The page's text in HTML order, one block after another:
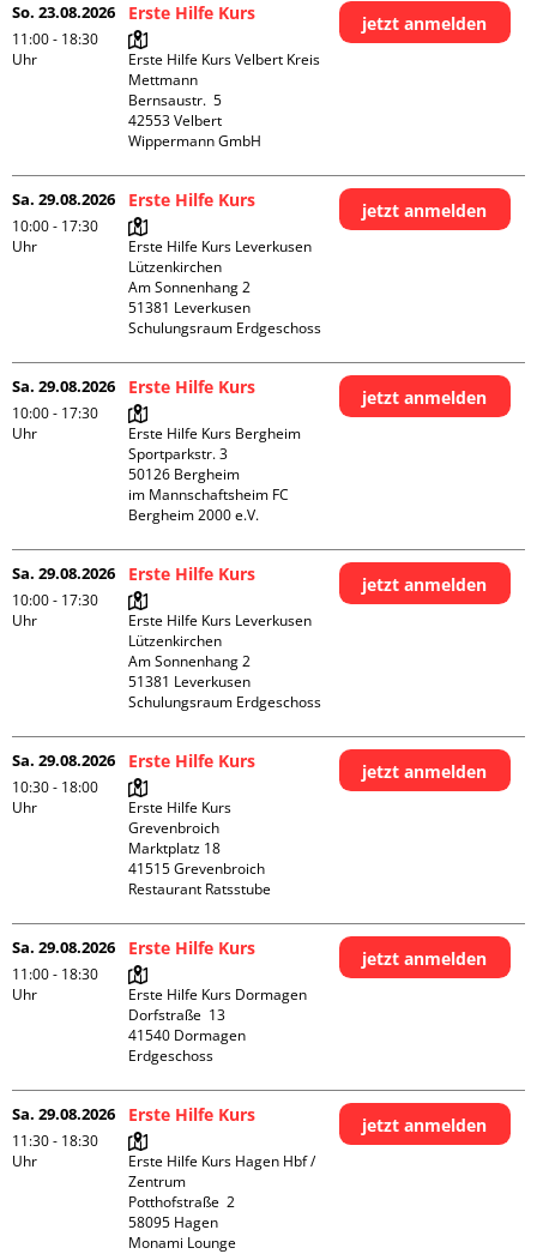
So. 23.08.2026
11:00 - 18:30
Uhr
Erste Hilfe Kurs
Erste Hilfe Kurs Velbert Kreis
Mettmann
Bernsaustr.  5
42553 Velbert
Wippermann GmbH
jetzt anmelden
Sa. 29.08.2026
10:00 - 17:30
Uhr
Erste Hilfe Kurs
Erste Hilfe Kurs Leverkusen
Lützenkirchen
Am Sonnenhang 2
51381 Leverkusen
Schulungsraum Erdgeschoss
jetzt anmelden
Sa. 29.08.2026
10:00 - 17:30
Uhr
Erste Hilfe Kurs
Erste Hilfe Kurs Bergheim
Sportparkstr. 3
50126 Bergheim
im Mannschaftsheim FC
Bergheim 2000 e.V.
jetzt anmelden
Sa. 29.08.2026
10:00 - 17:30
Uhr
Erste Hilfe Kurs
Erste Hilfe Kurs Leverkusen
Lützenkirchen
Am Sonnenhang 2
51381 Leverkusen
Schulungsraum Erdgeschoss
jetzt anmelden
Sa. 29.08.2026
10:30 - 18:00
Uhr
Erste Hilfe Kurs
Erste Hilfe Kurs
Grevenbroich
Marktplatz 18
41515 Grevenbroich
Restaurant Ratsstube
jetzt anmelden
Sa. 29.08.2026
11:00 - 18:30
Uhr
Erste Hilfe Kurs
Erste Hilfe Kurs Dormagen
Dorfstraße  13
41540 Dormagen
Erdgeschoss
jetzt anmelden
Sa. 29.08.2026
11:30 - 18:30
Uhr
Erste Hilfe Kurs
Erste Hilfe Kurs Hagen Hbf /
Zentrum
Potthofstraße  2
58095 Hagen
Monami Lounge
jetzt anmelden